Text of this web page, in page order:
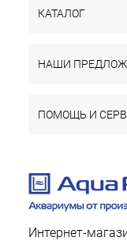
КАТАЛОГ
НАШИ
ПОМОЩЬ И
Интернет-